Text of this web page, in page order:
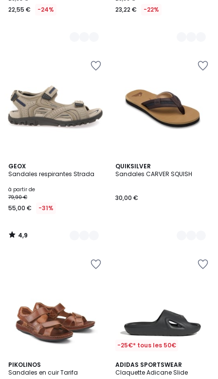
22,55 € -24% 23,22 € -22%
GEOX
Sandales respirantes Strada
à partir de
79,90 €
55,00 € -31%
4,9
/ 5
3
Couleurs
4,9
/
QUIKSILVER
Sandales CARVER SQUISH
30,00 €
3
Couleurs
PIKOLINOS
Sandales en cuir Tarifa
4,5
/ 5
3
Couleurs
-25€* tous les 50€
ADIDAS SPORTSWEAR
Claquette Adicane Slide
4,5
/ 5